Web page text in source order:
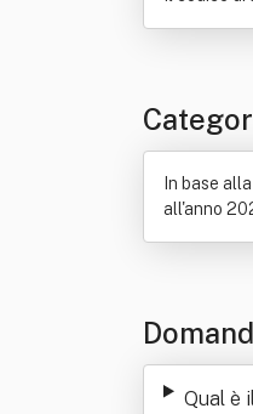
In base
all'anno
Qual è